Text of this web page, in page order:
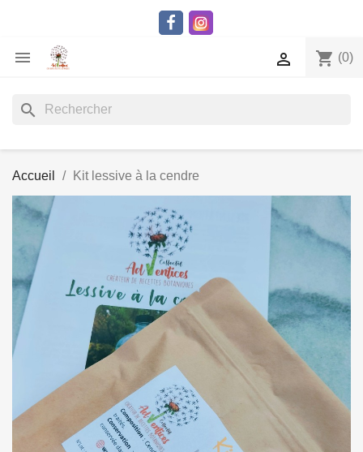
 shopping_cart (0)

search
Accueil Kit lessive à la cendre